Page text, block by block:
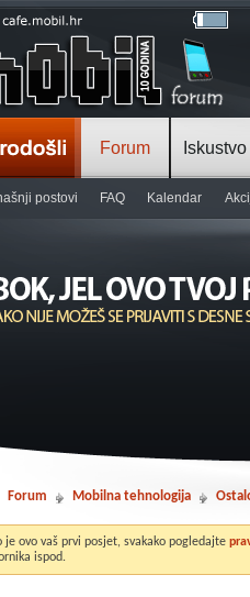
Forum
postovi FAQ Kalendar
Iskustvo
Forum Mobilna tehnologija
je ovo vaš prvi posjet, svakako pogledajte
ispod.